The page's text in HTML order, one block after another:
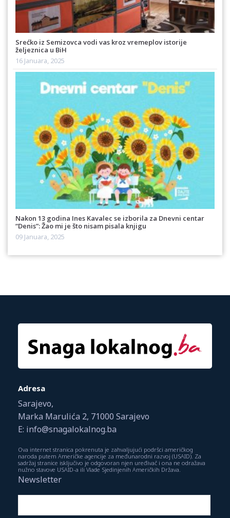
Srećko iz Semizovca vodi vas kroz vremeplov istorije
željeznica u BiH
16 Januara, 2025
Nakon 13 godina Ines Kavalec se izborila za Dnevni centar
“Denis”: Žao mi je što nisam pisala knjigu
09 Januara, 2025
Adresa
Sarajevo,
Marka Marulića 2, 71000 Sarajevo
E: info@snagalokalnog.ba
Ova internet stranica pokrenuta je zahvaljujući podršci američkog
naroda putem Američke agencije za međunarodni razvoj (USAID). Za
sadržaj stranice isključivo je odgovoran njen uređivač i ona ne odražava
nužno stavove USAID-a ili Vlade Sjedinjenih Američkih Država.
Newsletter